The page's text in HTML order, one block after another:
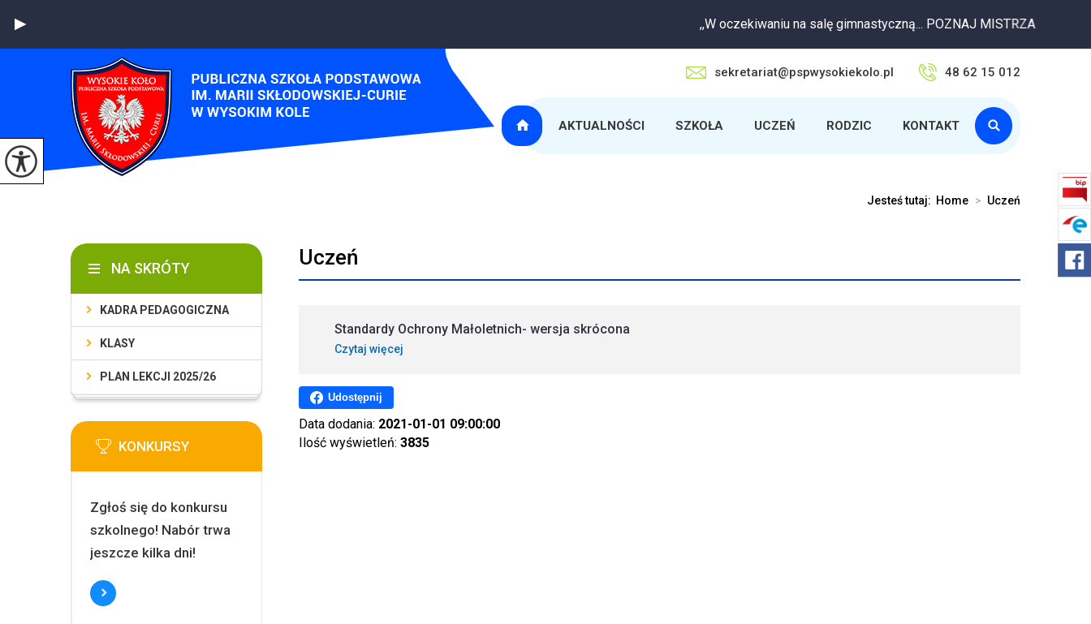
,,W oczekiwaniu na salę gimnastyczną... POZNAJ MISTRZA
sekretariat@pspwysokiekolo.pl 48 62 15 012
AKTUALNOŚCI SZKOŁA UCZEŃ RODZIC KONTAKT
Jesteś tutaj: Home > Uczeń
Uczeń
Standardy Ochrony Małoletnich- wersja skrócona
Czytaj więcej
Udostępnij
Data dodania: 2021-01-01 09:00:00
Ilość wyświetleń: 3835
NA SKRÓTY
KADRA PEDAGOGICZNA
KLASY
PLAN LEKCJI 2025/26
KONKURSY
Zgłoś się do konkursu
szkolnego! Nabór trwa
jeszcze kilka dni!